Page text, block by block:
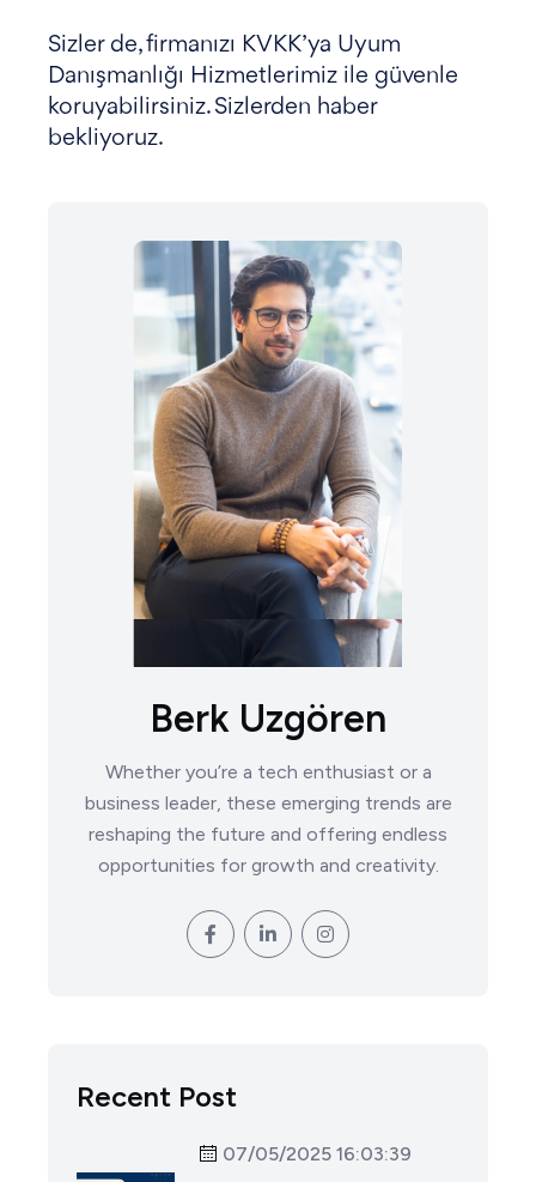
Sizler de, firmanızı KVKK’ya Uyum
Danışmanlığı Hizmetlerimiz ile güvenle
koruyabilirsiniz. Sizlerden haber
bekliyoruz.
Berk Uzgören
Whether you’re a tech enthusiast or a
business leader, these emerging trends are
reshaping the future and offering endless
opportunities for growth and creativity.
Recent Post
07/05/2025 16:03:39